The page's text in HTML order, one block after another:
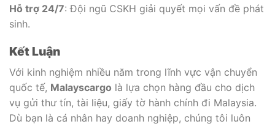
Hỗ trợ 24/7: Đội ngũ CSKH giải quyết mọi vấn đề phát
sinh.
Kết Luận
Với kinh nghiệm nhiều năm trong lĩnh vực vận chuyển
quốc tế, Malayscargo là lựa chọn hàng đầu cho dịch
vụ gửi thư tín, tài liệu, giấy tờ hành chính đi Malaysia.
Dù bạn là cá nhân hay doanh nghiệp, chúng tôi luôn